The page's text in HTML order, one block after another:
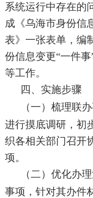
系统运行中存在的
成《乌海市身份信
表》一张表单 ， 编
份信息变更“一件事
等工作。
四、实施步骤
（一）梳理联办
进行摸底调研，初
织各相关部门召开
项。
（二）优化办理
事项，针对其办件